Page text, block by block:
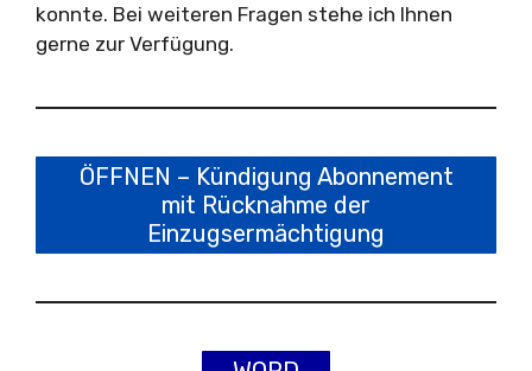
konnte. Bei weiteren Fragen stehe ich Ihnen
gerne zur Verfügung.
ÖFFNEN – Kündigung Abonnement
mit Rücknahme der
Einzugsermächtigung